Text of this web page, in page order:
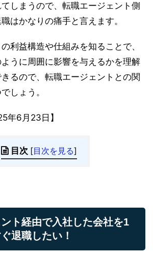
しまうので、転職エージェント側
はかなりの痛手と言えます。
利益構造や仕組みを知ることで、
うに周囲に影響を与えるかを理解
るので、転職エージェントとの関
しょう。
年6月23日】
目次 [目次を見る]
ト経由で入社した会社を1
退職したい！